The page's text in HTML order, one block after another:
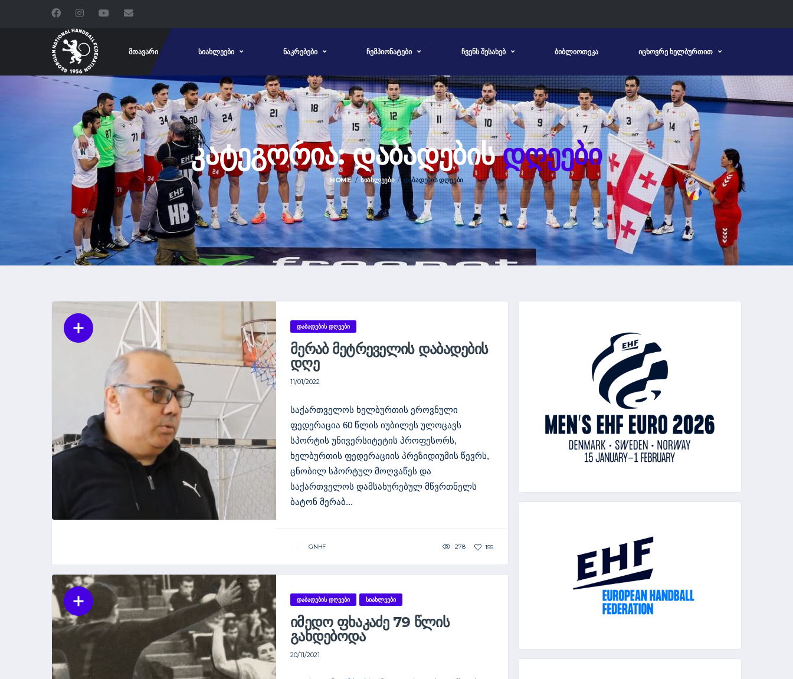
ᲛᲗᲐᲕᲐᲠᲘ ᲡᲘᲐᲮᲚᲔᲔᲑᲘ ᲜᲐᲙᲠᲔᲑᲔᲑᲘ ᲩᲔᲛᲞᲘᲝᲜᲐᲢᲔᲑᲘ ᲩᲕᲔᲜᲡ ᲨᲔᲡᲐᲮᲔᲑ ᲑᲘᲑᲚᲘᲝᲗᲔᲙᲐ ᲘᲪᲮᲝᲕᲠᲔ ᲮᲔᲚᲑᲣᲠᲗᲘᲗ
ᲙᲐᲢᲔᲒᲝᲠᲘᲐ: ᲓᲐᲑᲐᲓᲔᲑᲘᲡᲓᲦᲔᲔᲑᲘ
HOME ᲡᲘᲐᲮᲚᲔᲔᲑᲘ ᲓᲐᲑᲐᲓᲔᲑᲘᲡ ᲓᲦᲔᲔᲑᲘ
ᲓᲐᲑᲐᲓᲔᲑᲘᲡ ᲓᲦᲔᲔᲑᲘ
ᲛᲔᲠᲐᲑ ᲛᲔᲢᲠᲔᲕᲔᲚᲘᲡ ᲓᲐᲑᲐᲓᲔᲑᲘᲡ
ᲓᲦᲔ
11/01/2022
საქართველოს ხელბურთის ეროვნული
ფედერაცია 60 წლის იუბილეს ულოცავს
სპორტის უნივერსიტეტის პროფესორს,
ხელბურთის ფედერაციის პრეზიდიუმის წევრს,
ცნობილ სპორტულ მოღვაწეს და
საქართველოს დამსახურებულ მწვრთნელს
ბატონ მერაბ...
GNHF 278 155
ᲓᲐᲑᲐᲓᲔᲑᲘᲡ ᲓᲦᲔᲔᲑᲘ ᲡᲘᲐᲮᲚᲔᲔᲑᲘ
ᲘᲛᲔᲓᲝ ᲤᲮᲐᲙᲐᲫᲔ 79 ᲬᲚᲘᲡ
ᲒᲐᲮᲓᲔᲑᲝᲓᲐ
20/11/2021